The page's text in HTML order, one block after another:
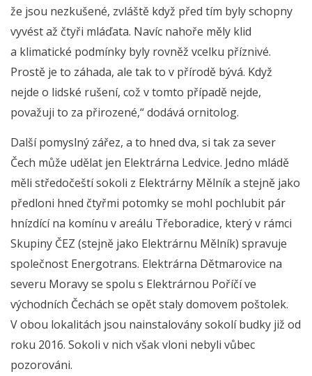
že jsou nezkušené, zvláště když před tím byly schopny
vyvést až čtyři mláďata. Navíc nahoře měly klid
a klimatické podmínky byly rovněž vcelku příznivé.
Prostě je to záhada, ale tak to v přírodě bývá. Když
nejde o lidské rušení, což v tomto případě nejde,
považuji to za přirozené,“ dodává ornitolog.
Další pomyslný zářez, a to hned dva, si tak za sever
Čech může udělat jen Elektrárna Ledvice. Jedno mládě
měli středočeští sokoli z Elektrárny Mělník a stejně jako
předloni hned čtyřmi potomky se mohl pochlubit pár
hnízdící na komínu v areálu Třeboradice, který v rámci
Skupiny ČEZ (stejně jako Elektrárnu Mělník) spravuje
společnost Energotrans. Elektrárna Dětmarovice na
severu Moravy se spolu s Elektrárnou Poříčí ve
východních Čechách se opět staly domovem poštolek.
V obou lokalitách jsou nainstalovány sokolí budky již od
roku 2016. Sokoli v nich však vloni nebyli vůbec
pozorováni.